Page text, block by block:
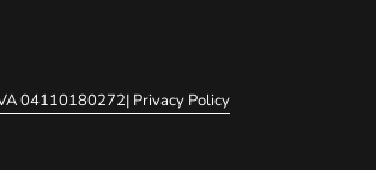
04110180272| Privacy Policy